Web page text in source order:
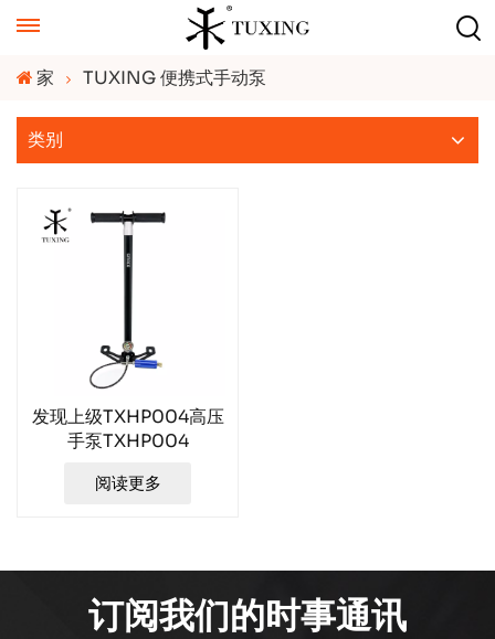
家 TUXING 便携式手动泵
类别
发现上级TXHP004高压
手泵TXHP004
阅读更多
订阅我们的时事通讯